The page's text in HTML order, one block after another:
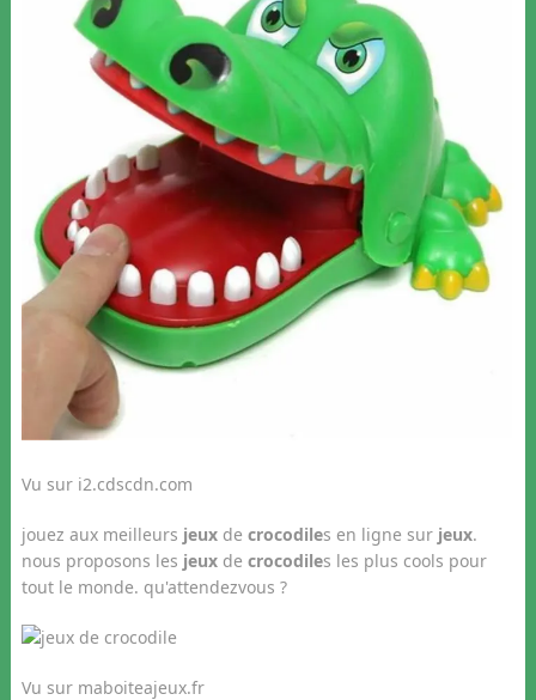
Vu sur i2.cdscdn.com
jouez aux meilleurs jeuxde crocodiles en ligne sur jeux.
nous proposons les jeuxde crocodiles les plus cools pour
tout le monde. qu'attendezvous ?
Vu sur maboiteajeux.fr